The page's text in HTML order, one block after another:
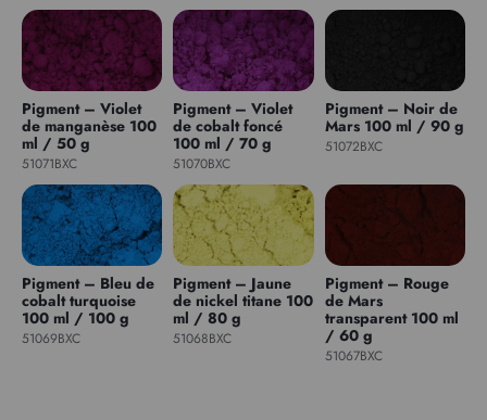
Pigment – Violet
de manganèse 100
ml / 50 g
51071BXC
Pigment – Violet
de cobalt foncé
100 ml / 70 g
51070BXC
Pigment – Noir de
Mars 100 ml / 90 g
51072BXC
Pigment – Bleu de
cobalt turquoise
100 ml / 100 g
51069BXC
Pigment – Jaune
de nickel titane 100
ml / 80 g
51068BXC
Pigment – Rouge
de Mars
transparent 100 ml
/ 60 g
51067BXC